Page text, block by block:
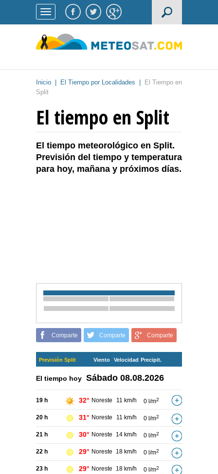
Inicio El Tiempo por Localidades
El Tiempo en
Split
El tiempo en Split
El tiempo meteorológico en Split.
Previsión del tiempo y temperatura
para hoy, mañana y próximos días.
Comparte Comparte Comparte
Previsión Split Viento Velocidad Precipit.
El tiempo hoy Sábado 08.08.2026
19 h 32° Noreste 11 km/h 0 l/m2
20 h 31° Noreste 11 km/h 0 l/m2
21 h 30° Noreste 14 km/h 0 l/m2
22 h 29° Noreste 18 km/h 0 l/m2
23 h 29° Noreste 18 km/h 0 l/m2